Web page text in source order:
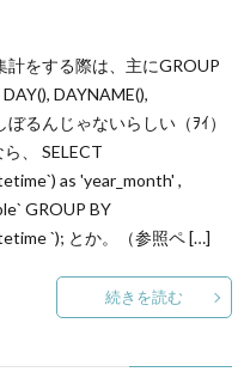
計をする際は、主にGROUP
DAYNAME(),
るんじゃないらしい（ｦｲ）
、 SELECT
as 'year_month' ,
GROUP BY
`); とか。（参照ペ […]
続きを読む